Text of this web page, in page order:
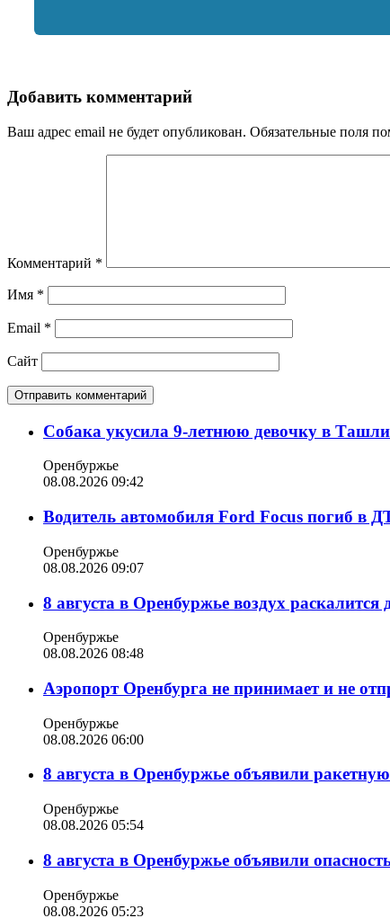
Добавить комментарий
Ваш адрес email не будет опубликован. Обязательные поля
Комментарий *
Имя *
Email *
Сайт
Собака укусила 9-летнюю девочку в
Оренбуржье
08.08.2026 09:42
Водитель автомобиля Ford Focus погиб в
Оренбуржье
08.08.2026 09:07
8 августа в Оренбуржье воздух раскалится
Оренбуржье
08.08.2026 08:48
Аэропорт Оренбурга не принимает и не
Оренбуржье
08.08.2026 06:00
8 августа в Оренбуржье объявили
Оренбуржье
08.08.2026 05:54
8 августа в Оренбуржье объявили
Оренбуржье
08.08.2026 05:23